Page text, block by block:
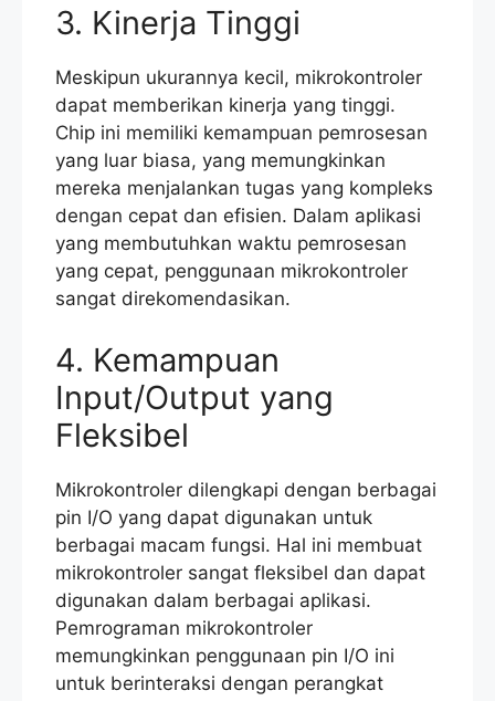
3. Kinerja Tinggi
Meskipun ukurannya kecil, mikrokontroler
dapat memberikan kinerja yang tinggi.
Chip ini memiliki kemampuan pemrosesan
yang luar biasa, yang memungkinkan
mereka menjalankan tugas yang kompleks
dengan cepat dan efisien. Dalam aplikasi
yang membutuhkan waktu pemrosesan
yang cepat, penggunaan mikrokontroler
sangat direkomendasikan.
4. Kemampuan
Input/Output yang
Fleksibel
Mikrokontroler dilengkapi dengan berbagai
pin I/O yang dapat digunakan untuk
berbagai macam fungsi. Hal ini membuat
mikrokontroler sangat fleksibel dan dapat
digunakan dalam berbagai aplikasi.
Pemrograman mikrokontroler
memungkinkan penggunaan pin I/O ini
untuk berinteraksi dengan perangkat